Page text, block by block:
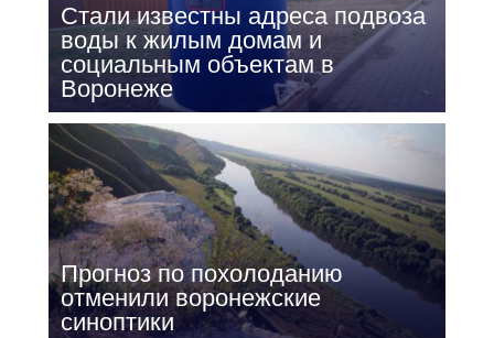
Стали известны адреса подвоза
воды к жилым домам и
социальным объектам в
Воронеже
Прогноз по похолоданию
отменили воронежские
синоптики